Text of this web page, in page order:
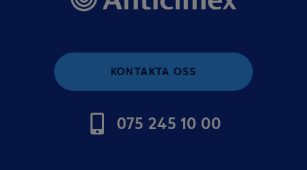
KONTAKTA OSS
075 245 10 00